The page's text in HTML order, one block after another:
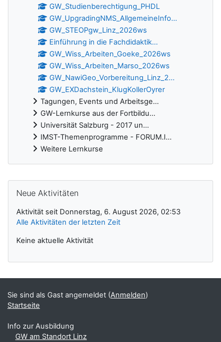
GW_Studienberechtigung_PHDL
GW_UpgradingNMS_AllgemeineInfo...
GW_STEOPgw_Linz_2026ws
Einführung in die Fachdidaktik...
GW_Wiss_Arbeiten_Goeke_2026ws
GW_Wiss_Arbeiten_Marso_2026ws
GW_NawiGeo_Vorbereitung_Linz_2...
GW_EXDachstein_KlugKollerOyrer
Tagungen, Events und Arbeitsge...
GW-Lernkurse aus der Fortbildu...
Universität Salzburg - 2017 un...
IMST-Themenprogramme - FORUM.I...
Weitere Lernkurse
Neue Aktivitäten
Aktivität seit Donnerstag, 6. August 2026, 02:53
Alle Aktivitäten der letzten Zeit
Keine aktuelle Aktivität
Sie sind als Gast angemeldet (Anmelden)
Startseite
Info zur Ausbildung
GW am Standort Linz